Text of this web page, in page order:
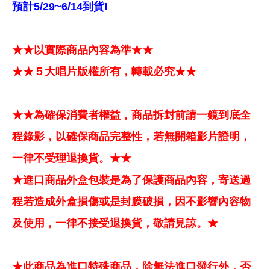
預計5/29~6/14到貨!
★★以實際商品內容為準★★
★★５大唱片版權所有，轉載必究★★
★★為確保消費者權益，商品拆封前請一鏡到底全
程錄影，以確保商品完整性，若無開箱影片證明，
一律不受理退換貨。★★
★進口商品外盒包裝是為了保護商品內容，寄送過
程若造成外盒損傷或是封膜破損，因不影響內容物
及使用，一律不接受退換貨，敬請見諒。★